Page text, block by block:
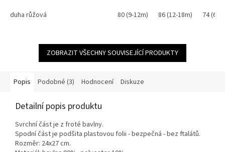
duha růžová
80 (9-12m) 86 (12-18m) 74 (6-
ZOBRAZIT VŠECHNY SOUVISEJÍCÍ PRODUKTY
Popis Podobné (3) Hodnocení Diskuze
Detailní popis produktu
Svrchní část je z froté bavlny.
Spodní část je podšita plastovou folii - bezpečná - bez ftalátů.
Rozměr: 24x27 cm.